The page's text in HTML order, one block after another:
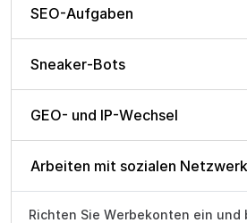
SEO-Aufgaben
Sneaker-Bots
GEO- und IP-Wechsel
Arbeiten mit sozialen
Richten Sie Werbekonten ein und